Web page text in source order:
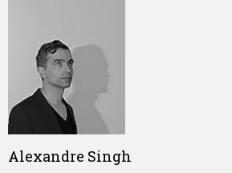
Alexandre Singh